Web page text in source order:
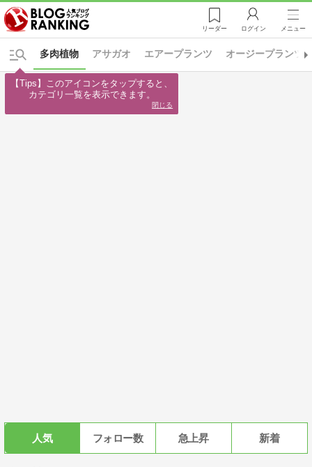
リーダー ログイン メニュー
アサガオ エアープランツ オージープランツ
多肉植物
人気 フォロー数 急上昇 新着
【Tips】このアイコンをタップすると、
カテゴリ一覧を表示できます。
閉じる